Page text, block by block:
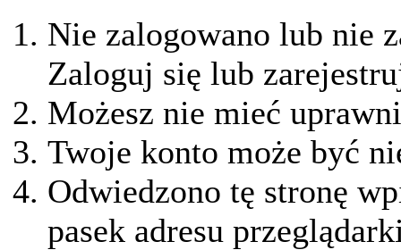
Nie zalogowano lub nie
Zaloguj się lub
Możesz nie mieć
Twoje konto może być
Odwiedzono tę stronę
pasek adresu